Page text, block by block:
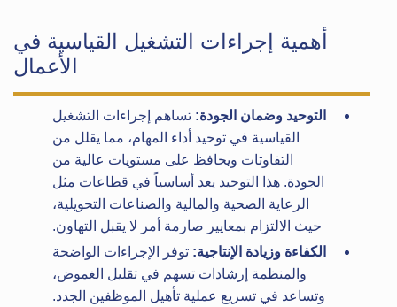
أهمية إجراءات التشغيل القياسية في
الأعمال
التوحيد وضمان الجودة: تساهم إجراءات التشغيل
القياسية في توحيد أداء المهام، مما يقلل من
التفاوتات ويحافظ على مستويات عالية من
الجودة. هذا التوحيد يعد أساسياً في قطاعات مثل
الرعاية الصحية والمالية والصناعات التحويلية،
حيث الالتزام بمعايير صارمة أمر لا يقبل التهاون.
الكفاءة وزيادة الإنتاجية: توفر الإجراءات الواضحة
والمنظمة إرشادات تسهم في تقليل الغموض،
وتساعد في تسريع عملية تأهيل الموظفين الجدد.